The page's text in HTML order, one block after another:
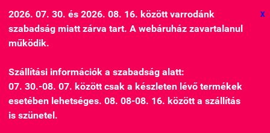
2026. 07. 30. és 2026. 08. 16. között varrodánk
szabadság miatt zárva tart. A webáruház zavartalanul
működik.
Szállítási információk a szabadság alatt:
07. 30.-08. 07. között csak a készleten lévő termékek
esetében lehetséges. 08. 08-08. 16. között a szállítás
is szünetel.
X